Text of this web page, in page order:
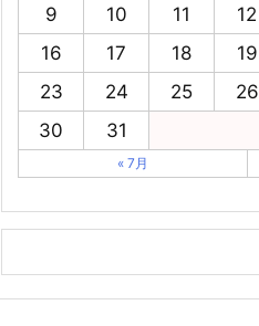
9
10 11 12
16
17 18 19
23
24 25 26
30
31
« 7月